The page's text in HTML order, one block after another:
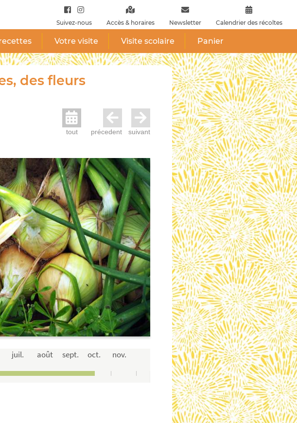
Suivez-nous Accès & horaires Newsletter Calendrier des récoltes
Votre visite Visite scolaire Panier
des fleurs
tout précedent suivant
juil. août sept. oct. nov.